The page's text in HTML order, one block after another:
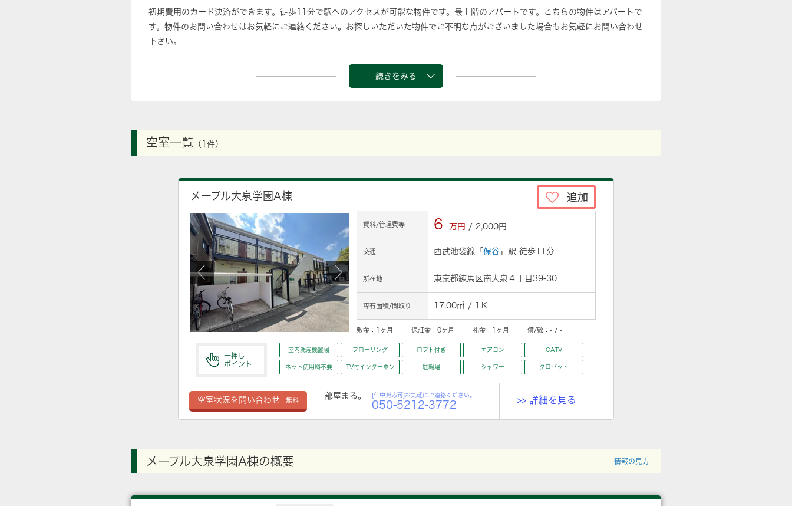
初期費用のカード決済ができます。徒歩11分で駅へのアクセスが可能な物件です。最上階のアパートです。こちらの物件はアパートで
す。物件のお問い合わせはお気軽にご連絡ください。お探しいただいた物件でご不明な点がございました場合もお気軽にお問い合わせ
下さい。
続きをみる
空室一覧 （1件）
メープル大泉学園A棟
賃料/管理費等 6 万円 / 2,000円
交通 西武池袋線「 保谷 」駅 徒歩11分
所在地 東京都練馬区南大泉４丁目39-30
専有面積/間取り 17.00㎡ / 1Ｋ
敷金： 1ヶ月 保証金： 0ヶ月 礼金： 1ヶ月 償/敷： - / -
一押し
ポイント
室内洗濯機置場 フローリング ロフト付き エアコン CATV
ネット使用料不要 TV付インターホン 駐輪場 シャワー クロゼット
空室状況を問い合わせ 無料
部屋まる。 [年中対応可]お気軽にご連絡ください。
050-5212-3772 >> 詳細を見る
メープル大泉学園A棟の概要 情報の見方